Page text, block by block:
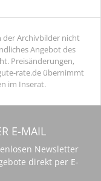
der Archivbilder nicht
Angebot des
Preisänderungen,
rate.de übernimmt
im Inserat.
E-MAIL
Newsletter
direkt per E-